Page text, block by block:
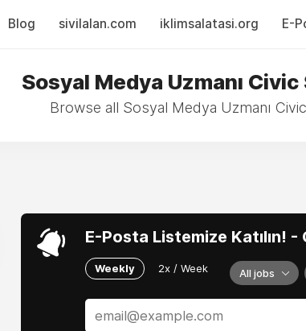
Blog sivilalan.com iklimsalatasi.org E-
Sosyal Medya Uzmanı
Browse all Sosyal Medya Uzmanı
E-Posta Listemize Katılın!
Weekly 2x / Week All jobs